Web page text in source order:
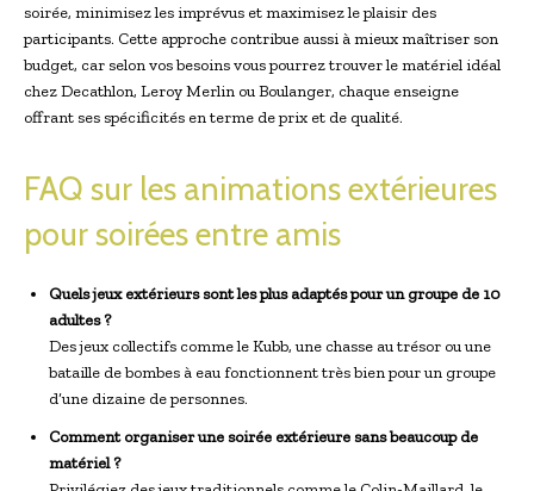
soirée, minimisez les imprévus et maximisez le plaisir des
participants. Cette approche contribue aussi à mieux maîtriser son
budget, car selon vos besoins vous pourrez trouver le matériel idéal
chez Decathlon, Leroy Merlin ou Boulanger, chaque enseigne
offrant ses spécificités en terme de prix et de qualité.
FAQ sur les animations extérieures
pour soirées entre amis
Quels jeux extérieurs sont les plus adaptés pour un groupe de 10
adultes ?
Des jeux collectifs comme le Kubb, une chasse au trésor ou une
bataille de bombes à eau fonctionnent très bien pour un groupe
d’une dizaine de personnes.
Comment organiser une soirée extérieure sans beaucoup de
matériel ?